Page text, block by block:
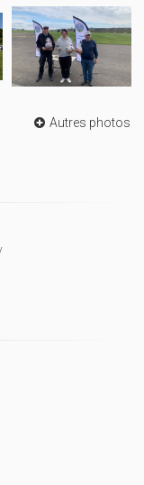
Autres photos